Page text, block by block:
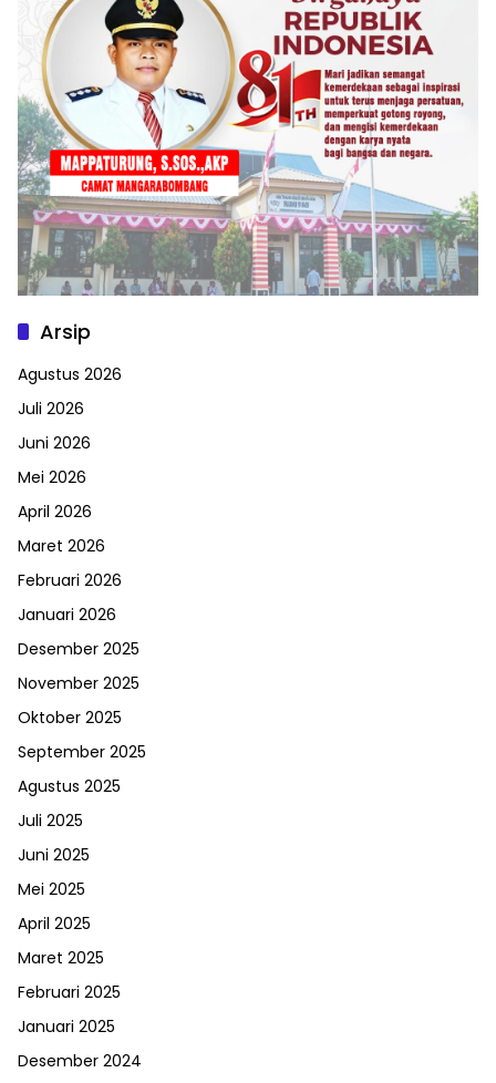
Arsip
Agustus 2026
Juli 2026
Juni 2026
Mei 2026
April 2026
Maret 2026
Februari 2026
Januari 2026
Desember 2025
November 2025
Oktober 2025
September 2025
Agustus 2025
Juli 2025
Juni 2025
Mei 2025
April 2025
Maret 2025
Februari 2025
Januari 2025
Desember 2024